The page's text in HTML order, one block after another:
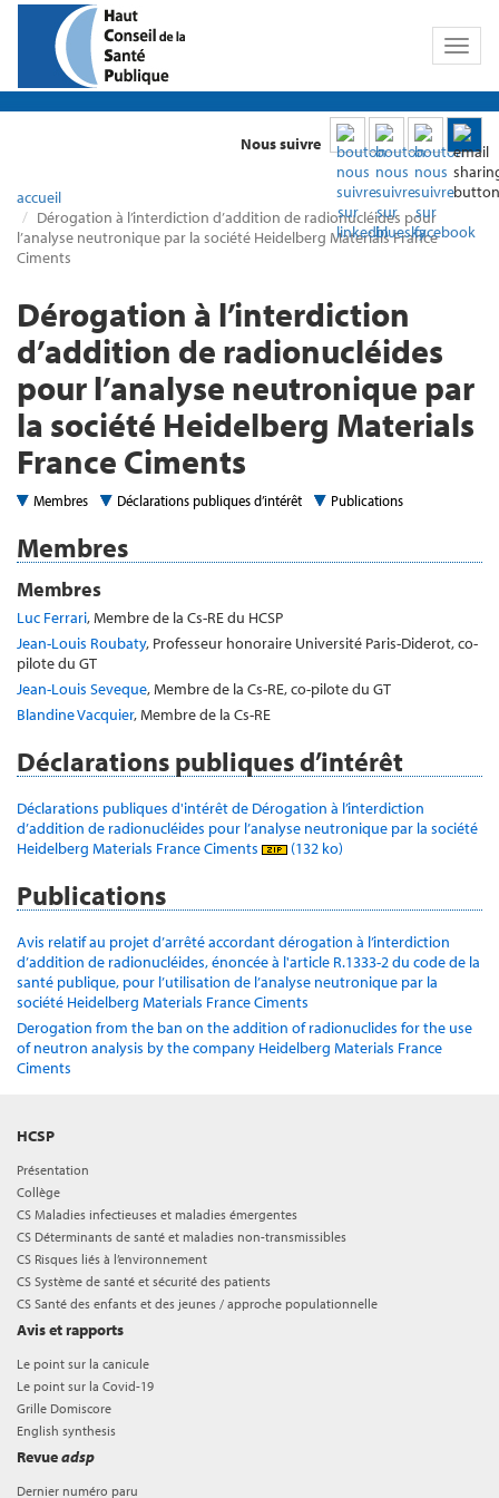
Toggle
Nous suivre
accueil
Dérogation à l’interdiction d’addition de radionucléides pour
l’analyse neutronique par la société Heidelberg Materials France
Ciments
Dérogation à l’interdiction
d’addition de radionucléides
pour l’analyse neutronique par
la société Heidelberg Materials
France Ciments
Membres Déclarations publiques d’intérêt Publications
Membres
Membres
Luc Ferrari, Membre de la Cs-RE du HCSP
Jean-Louis Roubaty, Professeur honoraire Université Paris-Diderot, co-
pilote du GT
Jean-Louis Seveque, Membre de la Cs-RE, co-pilote du GT
Blandine Vacquier, Membre de la Cs-RE
Déclarations publiques d’intérêt
Déclarations publiques d'intérêt de Dérogation à l’interdiction
d’addition de radionucléides pour l’analyse neutronique par la société
Heidelberg Materials France Ciments
(132 ko)
Publications
Avis relatif au projet d’arrêté accordant dérogation à l’interdiction
d’addition de radionucléides, énoncée à l'article R.1333-2 du code de la
santé publique, pour l’utilisation de l’analyse neutronique par la
société Heidelberg Materials France Ciments
Derogation from the ban on the addition of radionuclides for the use
of neutron analysis by the company Heidelberg Materials France
Ciments
HCSP
Présentation
Collège
CS Maladies infectieuses et maladies émergentes
CS Déterminants de santé et maladies non-transmissibles
CS Risques liés à l’environnement
CS Système de santé et sécurité des patients
CS Santé des enfants et des jeunes / approche populationnelle
Avis et rapports
Le point sur la canicule
Le point sur la Covid-19
Grille Domiscore
English synthesis
Revueadsp
Dernier numéro paru